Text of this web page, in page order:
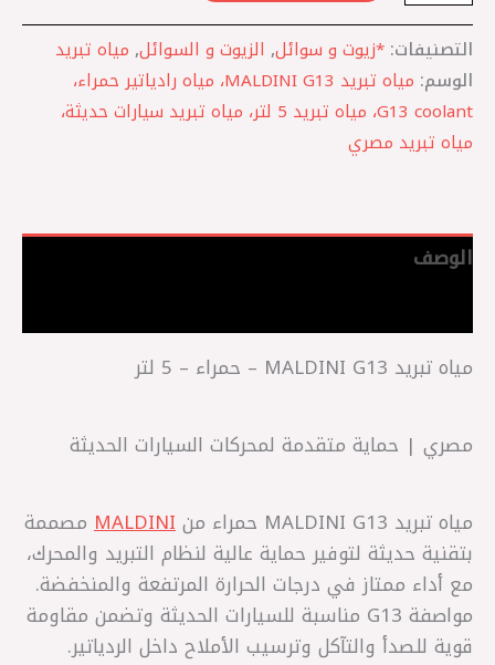
التصنيفات: *زيوت و سوائل, الزيوت و السوائل, مياه تبريد
الوسم:
مياه تبريد MALDINI G13، مياه رادياتير حمراء،
G13 coolant، مياه تبريد 5 لتر، مياه تبريد سيارات حديثة،
مياه تبريد مصري
الوصف
مياه تبريد MALDINI G13 – حمراء – 5 لتر
مصري | حماية متقدمة لمحركات السيارات الحديثة
مياه تبريد MALDINI G13 حمراء من MALDINI مصممة
بتقنية حديثة لتوفير حماية عالية لنظام التبريد والمحرك،
مع أداء ممتاز في درجات الحرارة المرتفعة والمنخفضة.
مواصفة G13 مناسبة للسيارات الحديثة وتضمن مقاومة
قوية للصدأ والتآكل وترسيب الأملاح داخل الردياتير.